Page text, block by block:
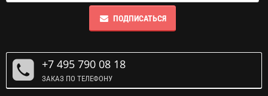
ПОДПИСАТЬСЯ
+7 495 790 08 18
ЗАКАЗ ПО ТЕЛЕФОНУ